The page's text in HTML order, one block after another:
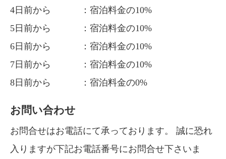
4日前から ：宿泊料金の10%
5日前から ：宿泊料金の10%
6日前から ：宿泊料金の10%
7日前から ：宿泊料金の10%
8日前から ：宿泊料金の0%
お問い合わせ
お問合せはお電話にて承っております。 誠に恐れ
入りますが下記お電話番号にお問合せ下さいま